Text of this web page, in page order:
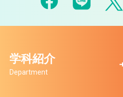
学科紹介
Department